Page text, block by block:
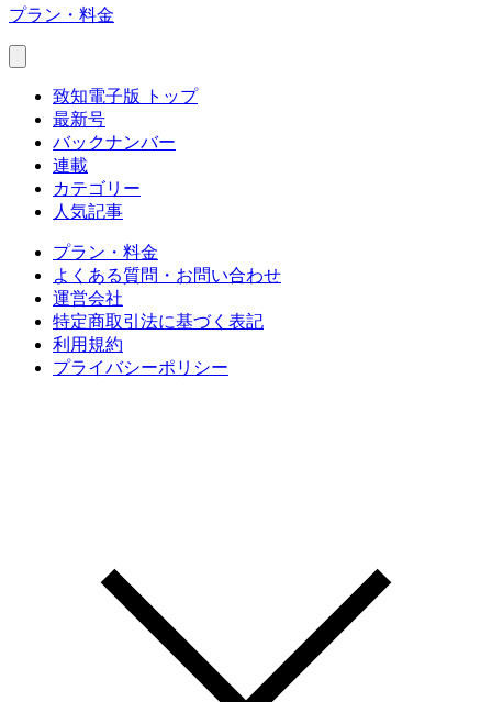
プラン・料金
致知電子版 トップ
最新号
バックナンバー
連載
カテゴリー
人気記事
プラン・料金
よくある質問・お問い合わせ
運営会社
特定商取引法に基づく表記
利用規約
プライバシーポリシー